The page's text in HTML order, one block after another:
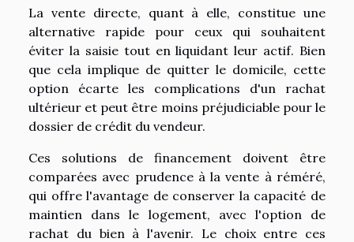
La vente directe, quant à elle, constitue une
alternative rapide pour ceux qui souhaitent
éviter la saisie tout en liquidant leur actif. Bien
que cela implique de quitter le domicile, cette
option écarte les complications d'un rachat
ultérieur et peut être moins préjudiciable pour le
dossier de crédit du vendeur.
Ces solutions de financement doivent être
comparées avec prudence à la vente à réméré,
qui offre l'avantage de conserver la capacité de
maintien dans le logement, avec l'option de
rachat du bien à l'avenir. Le choix entre ces